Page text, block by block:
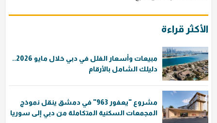
الأكثر قراءة
مبيعات وأسعار الفلل في دبي خلال مايو 2026..
دليلك الشامل بالأرقام
مشروع "يعفور 963" في دمشق ينقل نموذج
المجمعات السكنية المتكاملة من دبي إلى سوريا